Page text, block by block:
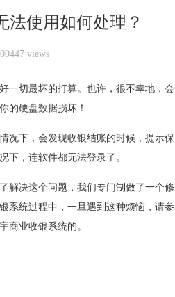
使用如何处理？
views
一切最坏的打算。也许，很不幸地，会
的硬盘数据损坏！
况下，会发现收银结账的时候，提示保
，连软件都无法登录了。
解决这个问题，我们专门制做了一个修
系统过程中，一旦遇到这种烦恼，请参
商业收银系统的。